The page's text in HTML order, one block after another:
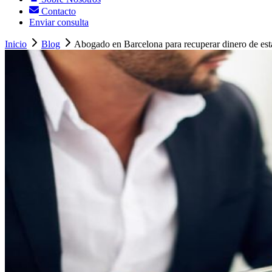
Contacto
Enviar consulta
Inicio Blog Abogado en Barcelona para recuperar dinero de